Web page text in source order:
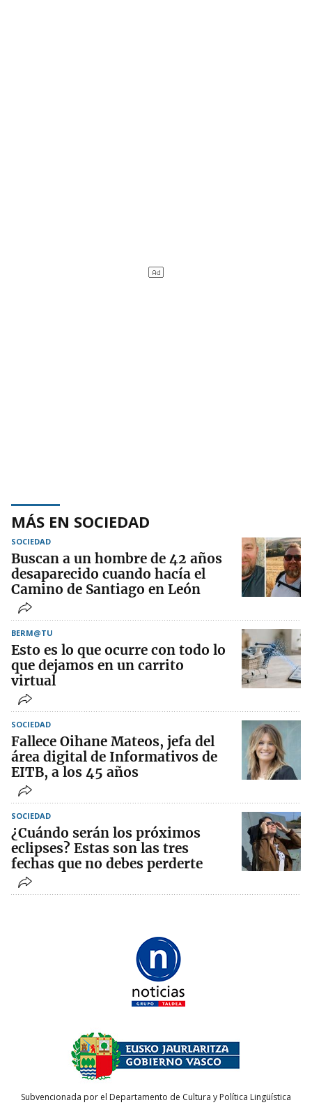
MÁS EN SOCIEDAD
SOCIEDAD
Buscan a un hombre de 42 años
desaparecido cuando hacía el
Camino de Santiago en León
BERM@TU
Esto es lo que ocurre con todo lo
que dejamos en un carrito
virtual
SOCIEDAD
Fallece Oihane Mateos, jefa del
área digital de Informativos de
EITB, a los 45 años
SOCIEDAD
¿Cuándo serán los próximos
eclipses? Estas son las tres
fechas que no debes perderte
Subvencionada por el Departamento de Cultura y Política Lingüística